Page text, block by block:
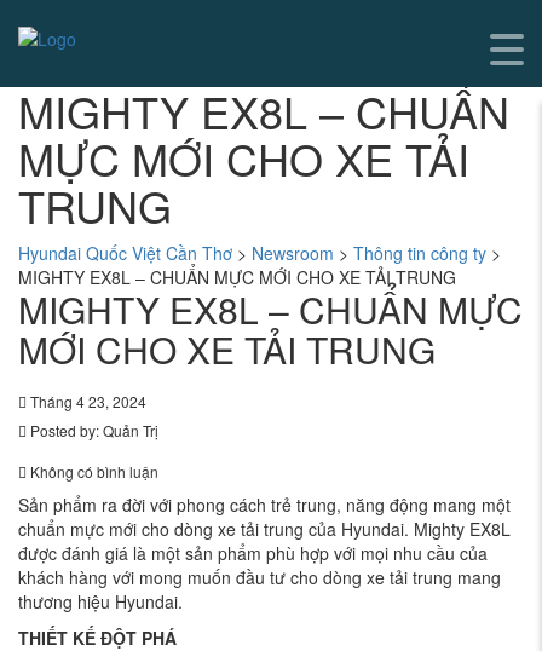
MIGHTY EX8L – CHUẨN
MỰC MỚI CHO XE TẢI
TRUNG
Hyundai Quốc Việt Cần Thơ > Newsroom > Thông tin công ty >
MIGHTY EX8L – CHUẨN MỰC MỚI CHO XE TẢI TRUNG
MIGHTY EX8L – CHUẨN MỰC
MỚI CHO XE TẢI TRUNG
Tháng 4 23, 2024
Posted by:Quản Trị
Không có bình luận
Sản phẩm ra đời với phong cách trẻ trung, năng động mang một
chuẩn mực mới cho dòng xe tải trung của Hyundai. Mighty EX8L
được đánh giá là một sản phẩm phù hợp với mọi nhu cầu của
khách hàng với mong muốn đầu tư cho dòng xe tải trung mang
thương hiệu Hyundai.
THIẾT KẾ ĐỘT PHÁ